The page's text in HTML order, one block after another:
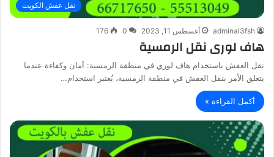
نقل عفش الكويت
adminal3fsh أغسطس 11, 2023 0
176
هاف لورى نقل الرمسية
نقل العفش باستخدام هاف لوري في منطقة الرمسية: أمان وكفاءة عندما
يتعلق الأمر بنقل العفش في منطقة الرمسية، يُعتبر استخدام…
أكمل القراءة »